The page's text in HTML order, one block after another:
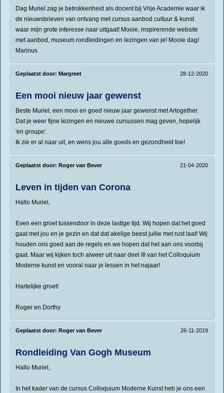
Dag Muriel zag je betrokkenheid als docent bij Vrije Academie waar ik
de nieuwsbrieven van ontvang met cursus aanbod cultuur & kunst
waar mijn grote interesse naar uitgaat! Mooie, inspirerende website
met aanbod, museum rondleidingen en lezingen van je! Mooie dag!
Marinus
28-12-2020
Geplaatst door: Margreet
Een mooi nieuw jaar gewenst
Beste Muriel, een mooi en goed nieuw jaar gewenst met Artogether.
Dat je weer fijne lezingen en nieuwe cursussen mag geven, hopelijk
'en groupe'.
Ik zie er al naar uit, en wens jou alle goeds en gezondheid toe!
21-04-2020
Geplaatst door: Roger van Bever
Leven in tijden van Corona
Hallo Muriel,
Even een groet tussendoor in deze lastige tijd. Wij hopen dat het goed
gaat met jou en je gezin en dat dat akelige beest jullie met rust laat! Wij
houden ons goed aan de regels en we hopen dat het aan ons voorbij
gaat. Maar wij kijken toch alweer uit naar deel III van het Colloquium
Moderne kunst en vooral naar je lessen in het najaar!
Hartelijke groet!
Roger en Dorthy
26-11-2019
Geplaatst door: Roger van Bever
Rondleiding Van Gogh Museum
Hallo Muriel,
In het kader van de cursus Colloquium Moderne Kunst heb je ons een